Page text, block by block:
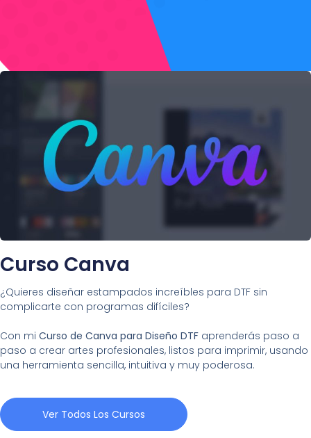
Curso Canva
¿Quieres diseñar estampados increíbles para DTF sin
complicarte con programas difíciles?
Con mi Curso de Canva para Diseño DTF aprenderás paso a
paso a crear artes profesionales, listos para imprimir, usando
una herramienta sencilla, intuitiva y muy poderosa.
Ver Todos Los Cursos